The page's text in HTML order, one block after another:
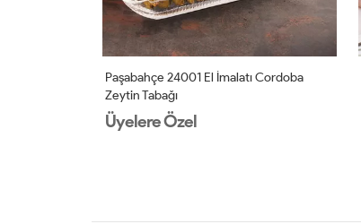
Paşabahçe 24001 El İmalatı Cordoba
Zeytin Tabağı
Üyelere Özel